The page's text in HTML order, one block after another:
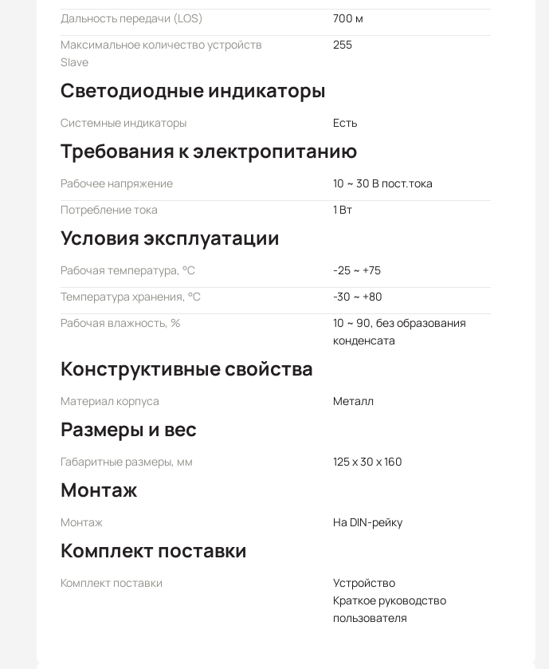
Дальность передачи (LOS)
700 м
Максимальное количество устройств
Slave
255
Светодиодные индикаторы
Системные индикаторы Есть
Требования к электропитанию
Рабочее напряжение
10 ~ 30 В пост.тока
Потребление тока
1 Вт
Условия эксплуатации
Рабочая температура, °C
-25 ~ +75
Температура хранения, °C
-30 ~ +80
Рабочая влажность, %
10 ~ 90, без образования
конденсата
Конструктивные свойства
Материал корпуса Металл
Размеры и вес
Габаритные размеры, мм 125 x 30 x 160
Монтаж
Монтаж На DIN-рейку
Комплект поставки
Комплект поставки
Устройство
Краткое руководство
пользователя